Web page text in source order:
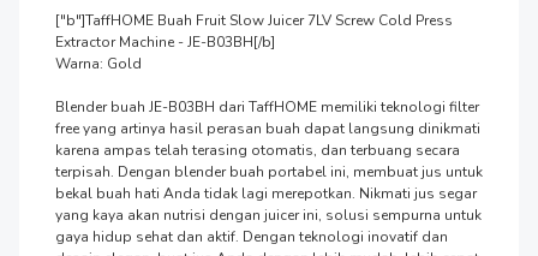
["b"]TaffHOME Buah Fruit Slow Juicer 7LV Screw Cold Press
Extractor Machine - JE-B03BH[/b]
Warna: Gold
Blender buah JE-B03BH dari TaffHOME memiliki teknologi filter
free yang artinya hasil perasan buah dapat langsung dinikmati
karena ampas telah terasing otomatis, dan terbuang secara
terpisah. Dengan blender buah portabel ini, membuat jus untuk
bekal buah hati Anda tidak lagi merepotkan. Nikmati jus segar
yang kaya akan nutrisi dengan juicer ini, solusi sempurna untuk
gaya hidup sehat dan aktif. Dengan teknologi inovatif dan